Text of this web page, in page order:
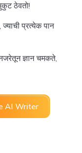
ठेवतो!
प्रत्येक पान
नजरेतून ज्ञान चमकते,
AI Writer